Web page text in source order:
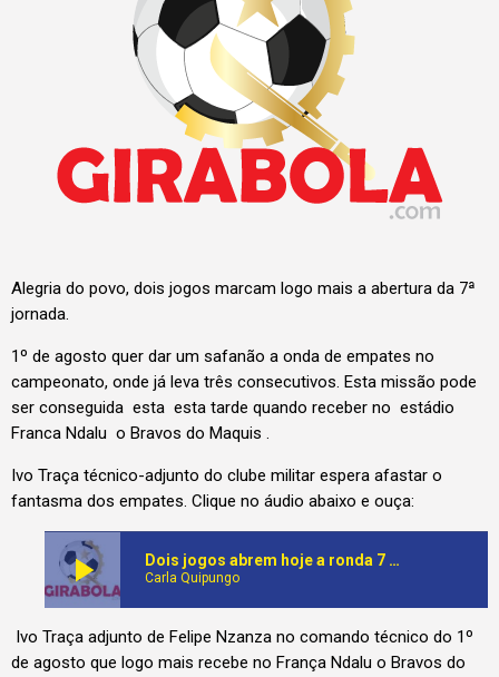
Alegria do povo, dois jogos marcam logo mais a abertura da 7ª
jornada.
1º de agosto quer dar um safanão a onda de empates no
campeonato, onde já leva três consecutivos. Esta missão pode
ser conseguida esta esta tarde quando receber no estádio
Franca Ndalu o Bravos do Maquis .
Ivo Traça técnico-adjunto do clube militar espera afastar o
fantasma dos empates. Clique no áudio abaixo e ouça:
play_arrow Dois jogos abrem hoje a ronda 7 do girabola
Carla Quipungo
Ivo Traça adjunto de Felipe Nzanza no comando técnico do 1º
de agosto que logo mais recebe no França Ndalu o Bravos do